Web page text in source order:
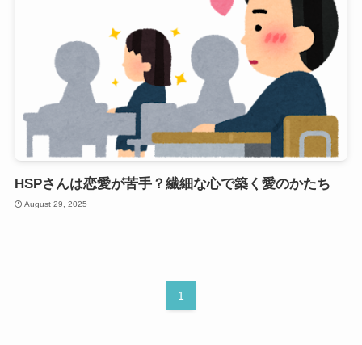
HSPさんは恋愛が苦手？繊細な心で築く愛のかたち
August 29, 2025
1